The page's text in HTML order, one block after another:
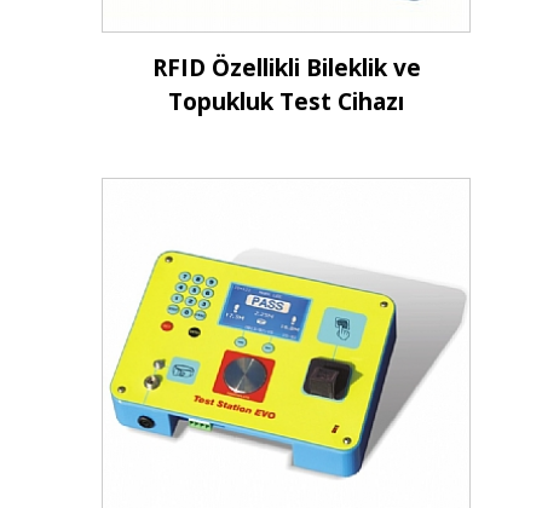
İncele
RFID Özellikli Bileklik ve
Topukluk Test Cihazı